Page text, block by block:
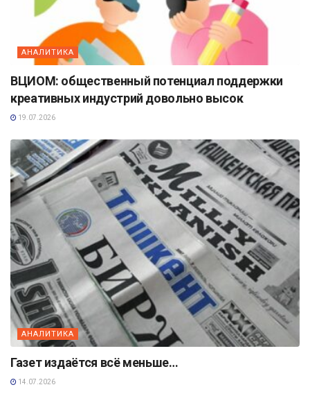
АНАЛИТИКА
ВЦИОМ: общественный потенциал поддержки
креативных индустрий довольно высок
19.07.2026
АНАЛИТИКА
Газет издаётся всё меньше…
14.07.2026